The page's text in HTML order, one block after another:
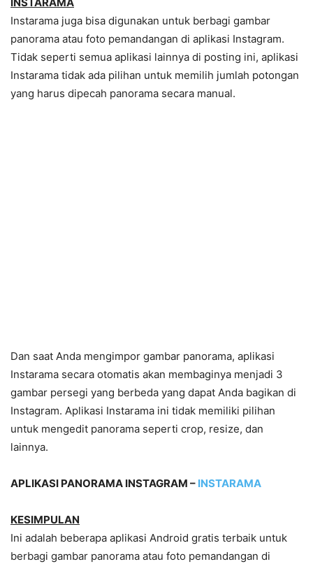
Instarama juga bisa digunakan untuk berbagi gambar
panorama atau foto pemandangan di aplikasi Instagram.
Tidak seperti semua aplikasi lainnya di posting ini, aplikasi
Instarama tidak ada pilihan untuk memilih jumlah potongan
yang harus dipecah panorama secara manual.
Dan saat Anda mengimpor gambar panorama, aplikasi
Instarama secara otomatis akan membaginya menjadi 3
gambar persegi yang berbeda yang dapat Anda bagikan di
Instagram. Aplikasi Instarama ini tidak memiliki pilihan
untuk mengedit panorama seperti crop, resize, dan
lainnya.
APLIKASI PANORAMA INSTAGRAM – INSTARAMA
KESIMPULAN
Ini adalah beberapa aplikasi Android gratis terbaik untuk
berbagi gambar panorama atau foto pemandangan di